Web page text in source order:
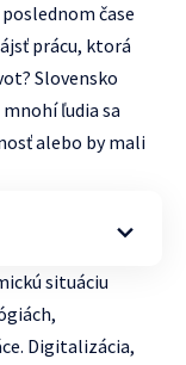
čase
prácu, ktorá
Slovensko
ľudia sa
alebo by mali
situáciu
Digitalizácia,